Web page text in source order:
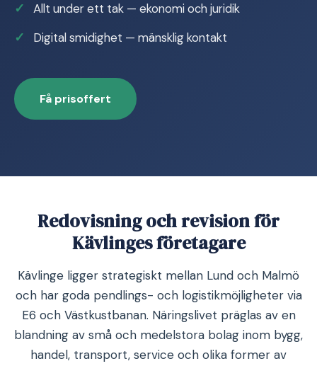
Allt under ett tak — ekonomi och juridik
Digital smidighet — mänsklig kontakt
Få prisoffert
Redovisning och revision för
Kävlinges företagare
Kävlinge ligger strategiskt mellan Lund och Malmö
och har goda pendlings- och logistikmöjligheter via
E6 och Västkustbanan. Näringslivet präglas av en
blandning av små och medelstora bolag inom bygg,
handel, transport, service och olika former av